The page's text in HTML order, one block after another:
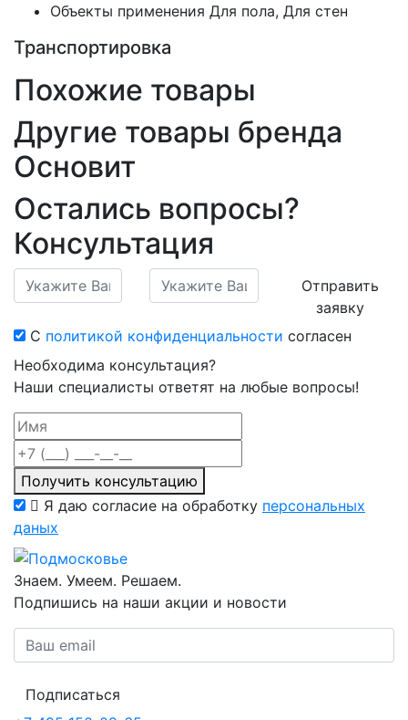
Объекты применения Для пола, Для стен
Транспортировка
Похожие товары
Другие товары бренда
Основит
Остались вопросы?
Консультация
Отправить
заявку
С политикой конфиденциальности согласен
Необходима консультация?
Наши специалисты ответят на любые вопросы!
Получить консультацию
Я даю согласие на обработку персональных
даных
Знаем. Умеем. Решаем.
Подпишись на наши акции и новости
Подписаться